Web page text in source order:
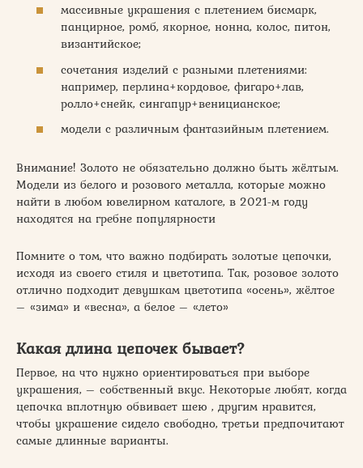
массивные украшения с плетением бисмарк,
панцирное, ромб, якорное, нонна, колос, питон,
византийское;
сочетания изделий с разными плетениями:
например, перлина+кордовое, фигаро+лав,
ролло+снейк, сингапур+веницианское;
модели с различным фантазийным плетением.
Внимание! Золото не обязательно должно быть жёлтым.
Модели из белого и розового металла, которые можно
найти в любом ювелирном каталоге, в 2021-м году
находятся на гребне популярности
Помните о том, что важно подбирать золотые цепочки,
исходя из своего стиля и цветотипа. Так, розовое золото
отлично подходит девушкам цветотипа «осень», жёлтое
– «зима» и «весна», а белое – «лето»
Какая длина цепочек бывает?
Первое, на что нужно ориентироваться при выборе
украшения, – собственный вкус. Некоторые любят, когда
цепочка вплотную обвивает шею , другим нравится,
чтобы украшение сидело свободно, третьи предпочитают
самые длинные варианты.